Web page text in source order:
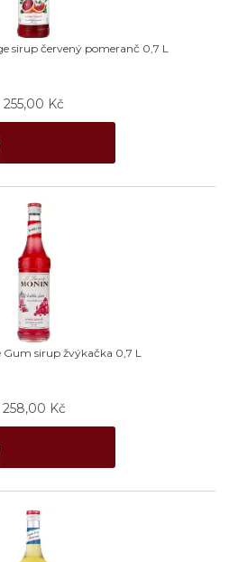
sirup červený pomeranč 0,7 L
255,00 Kč
sirup žvýkačka 0,7 L
258,00 Kč